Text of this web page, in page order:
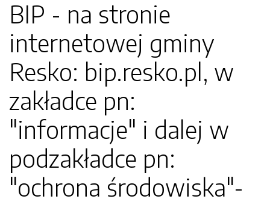
BIP - na stronie
internetowej gminy
Resko: bip.resko.pl, w
zakładce pn:
"informacje" i dalej w
podzakładce pn:
"ochrona środowiska"-